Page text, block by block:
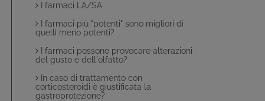
I farmaci LA/SA
I farmaci più "potenti" sono migliori di
quelli meno potenti?
I farmaci possono provocare alterazioni
del gusto e dell'olfatto?
In caso di trattamento con
corticosteroidi è giustificata la
gastroprotezione?